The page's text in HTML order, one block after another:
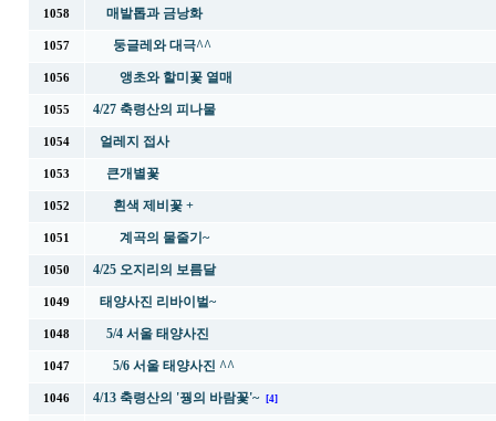
1058 매발톱과 금낭화
1057 둥글레와 대극^^
1056 앵초와 할미꽃 열매
1055 4/27 축령산의 피나물
1054 얼레지 접사
1053 큰개별꽃
1052 흰색 제비꽃 +
1051 계곡의 물줄기~
1050 4/25 오지리의 보름달
1049 태양사진 리바이벌~
1048 5/4 서울 태양사진
1047 5/6 서울 태양사진 ^^
1046 4/13 축령산의 '꿩의 바람꽃'~ [4]